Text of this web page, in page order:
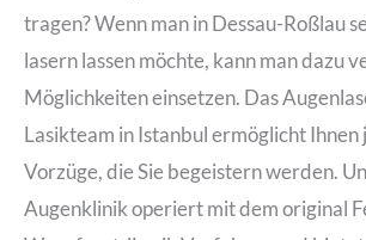
tragen? Wenn man in Dessau-Roßlau
lasern lassen möchte, kann man dazu
Möglichkeiten einsetzen. Das
Lasikteam in Istanbul ermöglicht Ihnen
Vorzüge, die Sie begeistern werden.
Augenklinik operiert mit dem original